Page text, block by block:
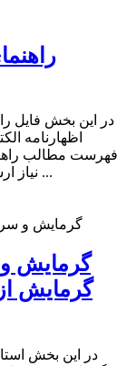
فهرست مطالب
نیاز ارسال اظهارنامه الکترونیکي عملکرد ۱۳۹۷ تعیین ...
گرمایش